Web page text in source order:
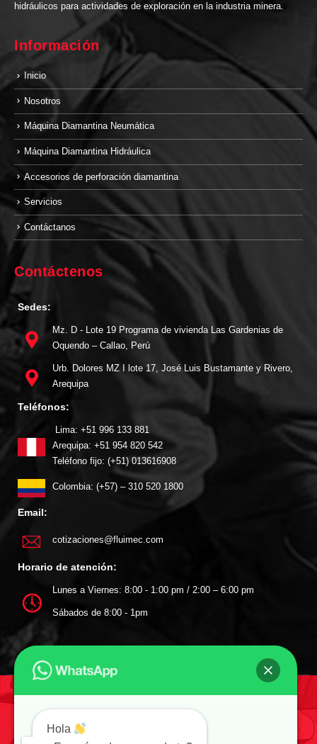
hidráulicos para actividades de exploración en la industria minera.
Información
Inicio
Nosotros
Máquina Diamantina Neumática
Máquina Diamantina Hidráulica
Accesorios de perforación diamantina
Servicios
Contáctanos
Contáctenos
Sedes:
Mz. D - Lote 19 Programa de vivienda Las Gardenias de
Oquendo – Callao, Perú
Urb. Dolores MZ I lote 17, José Luis Bustamante y Rivero,
Arequipa
Teléfonos:
Lima: +51 996 133 881
Arequipa: +51 954 820 542
Teléfono fijo: (+51) 013616908
Colombia: (+57) – 310 520 1800
Email:
cotizaciones@fluimec.com
Horario de atención:
Lunes a Viernes: 8:00 - 1:00 pm / 2:00 – 6:00 pm
Sábados de 8:00 - 1pm
SIGUENOS EN:
Hola